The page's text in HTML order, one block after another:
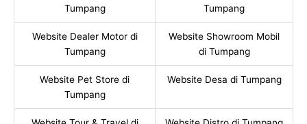
Tumpang
Tumpang
Website Dealer Motor di
Tumpang
Website Showroom Mobil
di Tumpang
Website Pet Store di
Tumpang
Website Desa di Tumpang